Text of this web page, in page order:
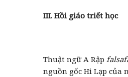
III. Hồi giáo triết học
Thuật ngữ A Rập
nguồn gốc Hi Lạp của